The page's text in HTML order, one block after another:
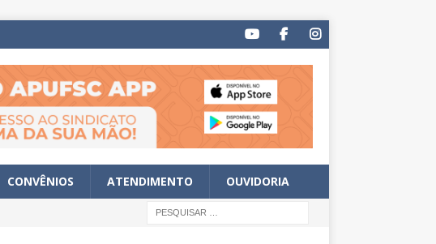
CONVÊNIOS ATENDIMENTO OUVIDORIA